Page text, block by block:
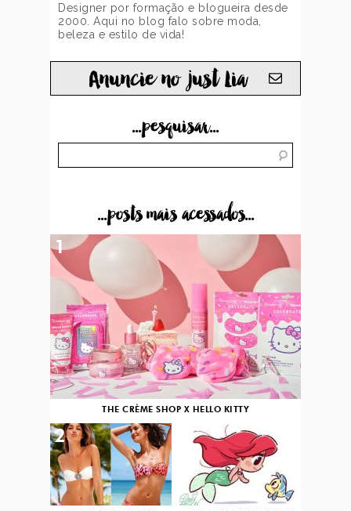
Designer por formação e blogueira desde
2000. Aqui no blog falo sobre moda,
beleza e estilo de vida!
Anuncie no just Lia
...pesquisar...
...posts mais acessados...
THE CRÈME SHOP X HELLO KITTY
1
2 3